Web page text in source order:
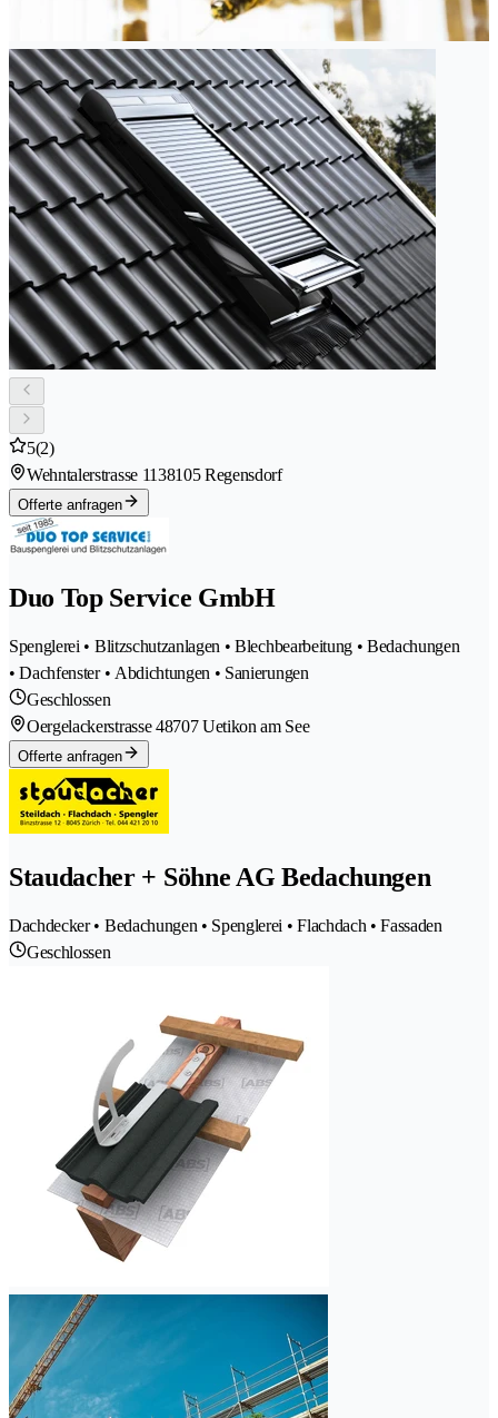
5(2)
Wehntalerstrasse 1138105 Regensdorf
Offerte anfragen
Duo Top Service GmbH
Spenglerei • Blitzschutzanlagen • Blechbearbeitung • Bedachungen
• Dachfenster • Abdichtungen • Sanierungen
Geschlossen
Oergelackerstrasse 48707 Uetikon am See
Offerte anfragen
Staudacher + Söhne AG Bedachungen
Dachdecker • Bedachungen • Spenglerei • Flachdach • Fassaden
Geschlossen